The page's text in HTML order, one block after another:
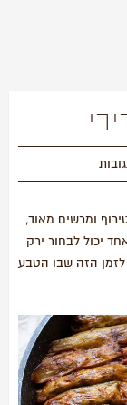
ומרשים מאוד,
יכול לבחור ירק
לזמן הזה שבו הטבע